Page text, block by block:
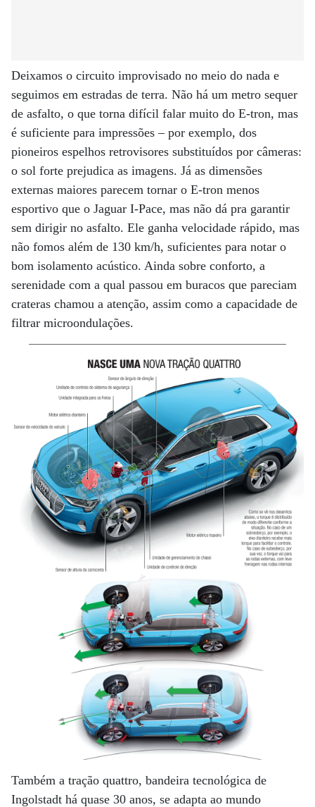
Deixamos o circuito improvisado no meio do nada e
seguimos em estradas de terra. Não há um metro sequer
de asfalto, o que torna difícil falar muito do E-tron, mas
é suficiente para impressões – por exemplo, dos
pioneiros espelhos retrovisores substituídos por câmeras:
o sol forte prejudica as imagens. Já as dimensões
externas maiores parecem tornar o E-tron menos
esportivo que o Jaguar I-Pace, mas não dá pra garantir
sem dirigir no asfalto. Ele ganha velocidade rápido, mas
não fomos além de 130 km/h, suficientes para notar o
bom isolamento acústico. Ainda sobre conforto, a
serenidade com a qual passou em buracos que pareciam
crateras chamou a atenção, assim como a capacidade de
filtrar microondulações.
Também a tração quattro, bandeira tecnológica de
Ingolstadt há quase 30 anos, se adapta ao mundo